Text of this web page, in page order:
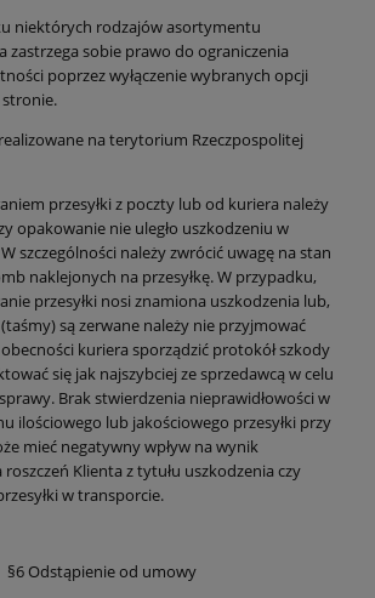
niektórych rodzajów asortymentu
zastrzega sobie prawo do ograniczenia
poprzez wyłączenie wybranych opcji
stronie.
na terytorium Rzeczpospolitej
przesyłki z poczty lub od kuriera należy
opakowanie nie uległo uszkodzeniu w
szczególności należy zwrócić uwagę na stan
naklejonych na przesyłkę. W przypadku,
przesyłki nosi znamiona uszkodzenia lub,
są zerwane należy nie przyjmować
obecności kuriera sporządzić protokół szkody
się jak najszybciej ze sprzedawcą w celu
Brak stwierdzenia nieprawidłowości w
ilościowego lub jakościowego przesyłki przy
mieć negatywny wpływ na wynik
Klienta z tytułu uszkodzenia czy
w transporcie.
§6 Odstąpienie od umowy